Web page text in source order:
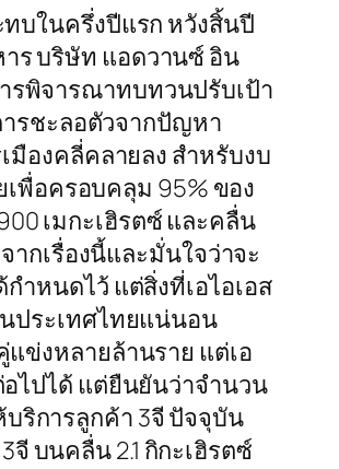
ทบในครึ่งปีแรก หวังสิ้นปี
าร บริษัท แอดวานซ์ อิน
รพิจารณาทบทวนปรับเป้า
ารชะลอตัวจากปัญหา
องคลี่คลายลง สำหรับงบ
พื่อครอบคลุม 95% ของ
เมกะเฮิรตซ์ และคลื่น
กเรื่องนี้และมั่นใจว่าจะ
หนดไว้ แต่สิ่งที่เอไอเอส
ประเทศไทยแน่นอน
ข่งหลายล้านราย แต่เอ
ไปได้ แต่ยืนยันว่าจำนวน
บริการลูกค้า 3จี ปัจจุบัน
บนคลื่น 2.1 กิกะเฮิรตซ์